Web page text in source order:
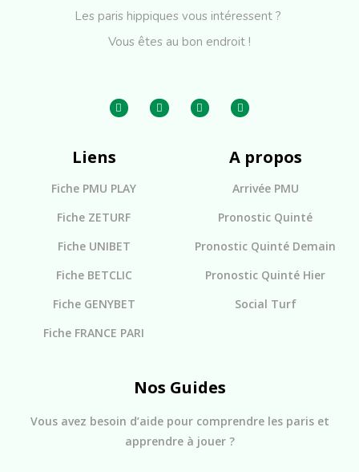
Les paris hippiques vous intéressent ?
Vous êtes au bon endroit !
Liens
Fiche PMU PLAY
Fiche ZETURF
Fiche UNIBET
Fiche BETCLIC
Fiche GENYBET
Fiche FRANCE PARI
A propos
Arrivée PMU
Pronostic Quinté
Pronostic Quinté Demain
Pronostic Quinté Hier
Social Turf
Nos Guides
Vous avez besoin d’aide pour comprendre les paris et
apprendre à jouer ?